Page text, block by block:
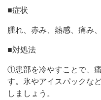
■症状
腫れ、赤み、熱感、痛み
■対処法
①患部を冷やすことで、
す。氷やアイスパックな
しましょう。